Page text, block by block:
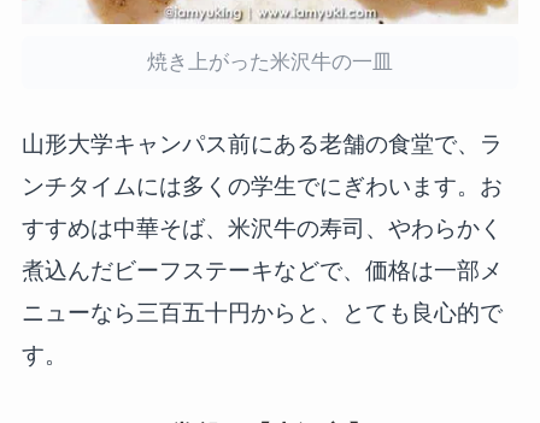
焼き上がった米沢牛の一皿
山形大学キャンパス前にある老舗の食堂で、ラ
ンチタイムには多くの学生でにぎわいます。お
すすめは中華そば、米沢牛の寿司、やわらかく
煮込んだビーフステーキなどで、価格は一部メ
ニューなら三百五十円からと、とても良心的で
す。